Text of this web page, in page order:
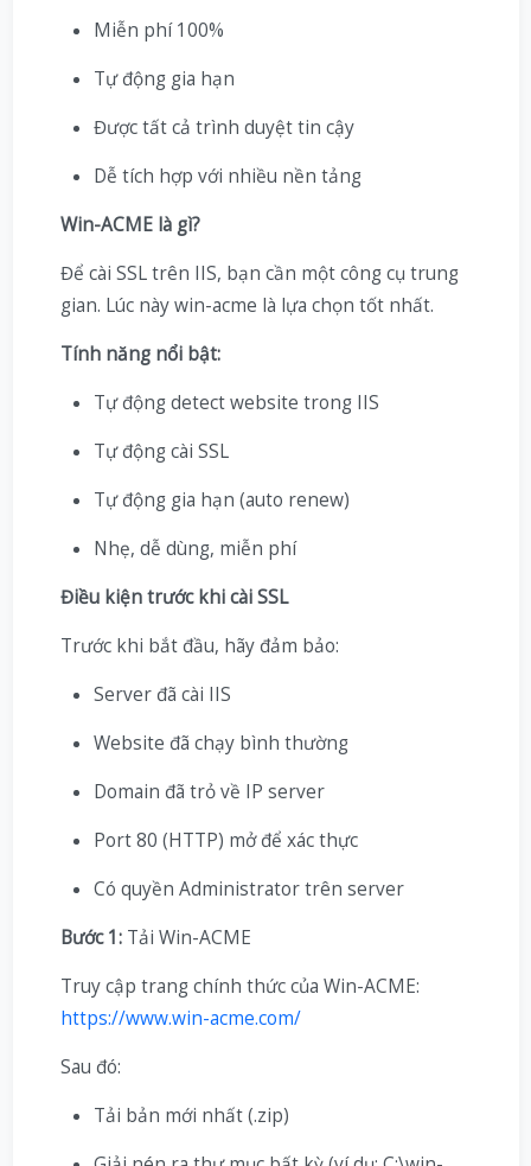
Miễn phí 100%
Tự động gia hạn
Được tất cả trình duyệt tin cậy
Dễ tích hợp với nhiều nền tảng
Win-ACME là gì?
Để cài SSL trên IIS, bạn cần một công cụ trung
gian. Lúc này win-acme là lựa chọn tốt nhất.
Tính năng nổi bật:
Tự động detect website trong IIS
Tự động cài SSL
Tự động gia hạn (auto renew)
Nhẹ, dễ dùng, miễn phí
Điều kiện trước khi cài SSL
Trước khi bắt đầu, hãy đảm bảo:
Server đã cài IIS
Website đã chạy bình thường
Domain đã trỏ về IP server
Port 80 (HTTP) mở để xác thực
Có quyền Administrator trên server
Bước 1: Tải Win-ACME
Truy cập trang chính thức của Win-ACME:
https://www.win-acme.com/
Sau đó:
Tải bản mới nhất (.zip)